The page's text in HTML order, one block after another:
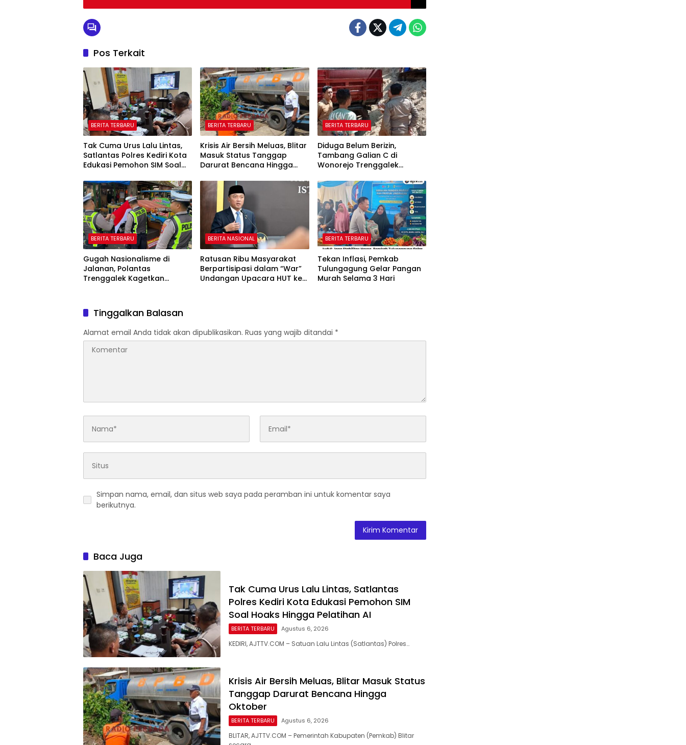
Pos Terkait
BERITA TERBARU
Tak Cuma Urus Lalu Lintas,
Satlantas Polres Kediri Kota
Edukasi Pemohon SIM Soal
BERITA TERBARU
Krisis Air Bersih Meluas, Blitar
Masuk Status Tanggap
Darurat Bencana Hingga
BERITA TERBARU
Diduga Belum Berizin,
Tambang Galian C di
Wonorejo Trenggalek
BERITA TERBARU
Gugah Nasionalisme di
Jalanan, Polantas
Trenggalek Kagetkan
BERITA NASIONAL
Ratusan Ribu Masyarakat
Berpartisipasi dalam “War”
Undangan Upacara HUT ke-
BERITA TERBARU
Tekan Inflasi, Pemkab
Tulungagung Gelar Pangan
Murah Selama 3 Hari
Tinggalkan Balasan
Alamat email Anda tidak akan dipublikasikan. Ruas yang wajib ditandai *
Simpan nama, email, dan situs web saya pada peramban ini untuk komentar saya
berikutnya.
Baca Juga
Tak Cuma Urus Lalu Lintas, Satlantas
Polres Kediri Kota Edukasi Pemohon SIM
Soal Hoaks Hingga Pelatihan AI
BERITA TERBARU Agustus 6, 2026
KEDIRI, AJTTV.COM – Satuan Lalu Lintas (Satlantas) Polres…
Krisis Air Bersih Meluas, Blitar Masuk Status
Tanggap Darurat Bencana Hingga
Oktober
BERITA TERBARU Agustus 6, 2026
BLITAR, AJTTV.COM – Pemerintah Kabupaten (Pemkab) Blitar